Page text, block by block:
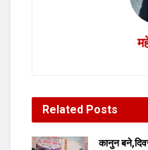
Related Posts
कानुन